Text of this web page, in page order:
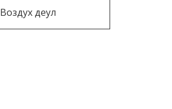
Воздух деул